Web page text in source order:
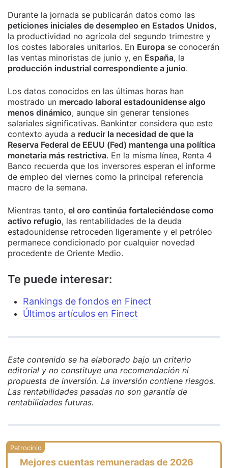
Durante la jornada se publicarán datos como las
peticiones iniciales de desempleo en Estados Unidos,
la productividad no agrícola del segundo trimestre y
los costes laborales unitarios. En Europa se conocerán
las ventas minoristas de junio y, en España, la
producción industrial correspondiente a junio.
Los datos conocidos en las últimas horas han
mostrado un mercado laboral estadounidense algo
menos dinámico, aunque sin generar tensiones
salariales significativas. Bankinter considera que este
contexto ayuda a reducir la necesidad de que la
Reserva Federal de EEUU (Fed) mantenga una política
monetaria más restrictiva. En la misma línea, Renta 4
Banco recuerda que los inversores esperan el informe
de empleo del viernes como la principal referencia
macro de la semana.
Mientras tanto, el oro continúa fortaleciéndose como
activo refugio, las rentabilidades de la deuda
estadounidense retroceden ligeramente y el petróleo
permanece condicionado por cualquier novedad
procedente de Oriente Medio.
Te puede interesar:
Rankings de fondos en Finect
Últimos artículos en Finect
Este contenido se ha elaborado bajo un criterio
editorial y no constituye una recomendación ni
propuesta de inversión. La inversión contiene riesgos.
Las rentabilidades pasadas no son garantía de
rentabilidades futuras.
Mejores cuentas remuneradas de 2026